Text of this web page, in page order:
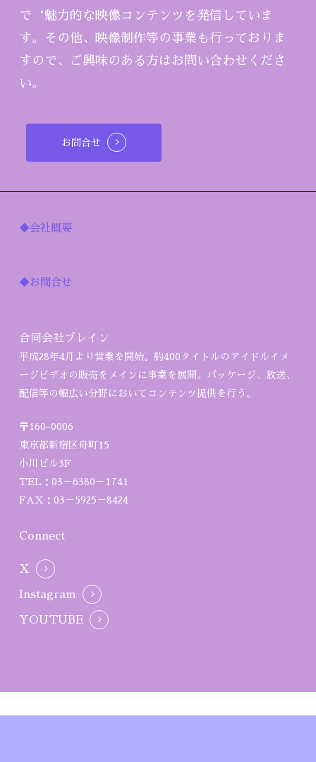
で‘魅力的な映像コンテンツを発信していま
す。その他、映像制作等の事業も行っておりま
すので、ご興味のある方はお問い合わせくださ
い。
お問合せ
◆会社概要
◆お問合せ
合同会社ブレイン
平成28年4月より営業を開始。約400タイトルのアイドルイメ
ージビデオの販売をメインに事業を展開。パッケージ、放送、
配信等の幅広い分野においてコンテンツ提供を行う。
〒160-0006
東京都新宿区舟町15
小川ビル3F
TEL：03－6380－1741
FAX：03－5925－8424
Connect
X
Instagram
YOUTUBE